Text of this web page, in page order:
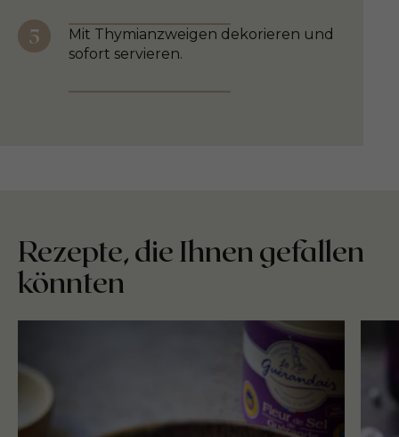
Mit Thymianzweigen dekorieren und
sofort servieren.
Rezepte, die Ihnen gefallen
könnten